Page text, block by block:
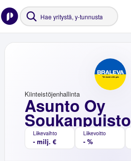
Asunto Oy
Soukanpuisto
Kiinteistöjenhallinta
Liikevaihto
- milj. €
Liikevoitto
- %